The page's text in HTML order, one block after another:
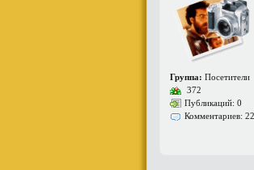
Группа: Посетители
372
Публикаций: 0
Комментариев: 22